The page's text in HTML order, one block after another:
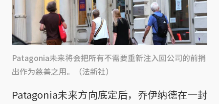
Patagonia未来将会把所有不需要重新注入回公司的前捐
出作为慈善之用。（法新社）
Patagonia未来方向底定后，乔伊纳德在一封